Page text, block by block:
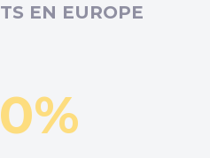
EN EUROPE